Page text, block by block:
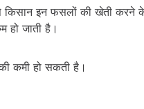
इन फसलों की खेती करने के
हो जाती है।
कमी हो सकती है।